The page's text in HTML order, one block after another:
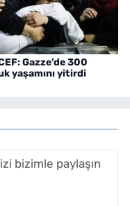
Gazze’de 300
yaşamını yitirdi